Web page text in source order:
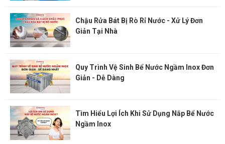
Chậu Rửa Bát Bị Rò Rỉ Nước - Xử Lý Đơn
Giản Tại Nhà
Quy Trình Vệ Sinh Bể Nước Ngầm Inox Đơn
Giản - Dễ Dàng
Tìm Hiểu Lợi Ích Khi Sử Dụng Nắp Bể Nước
Ngầm Inox